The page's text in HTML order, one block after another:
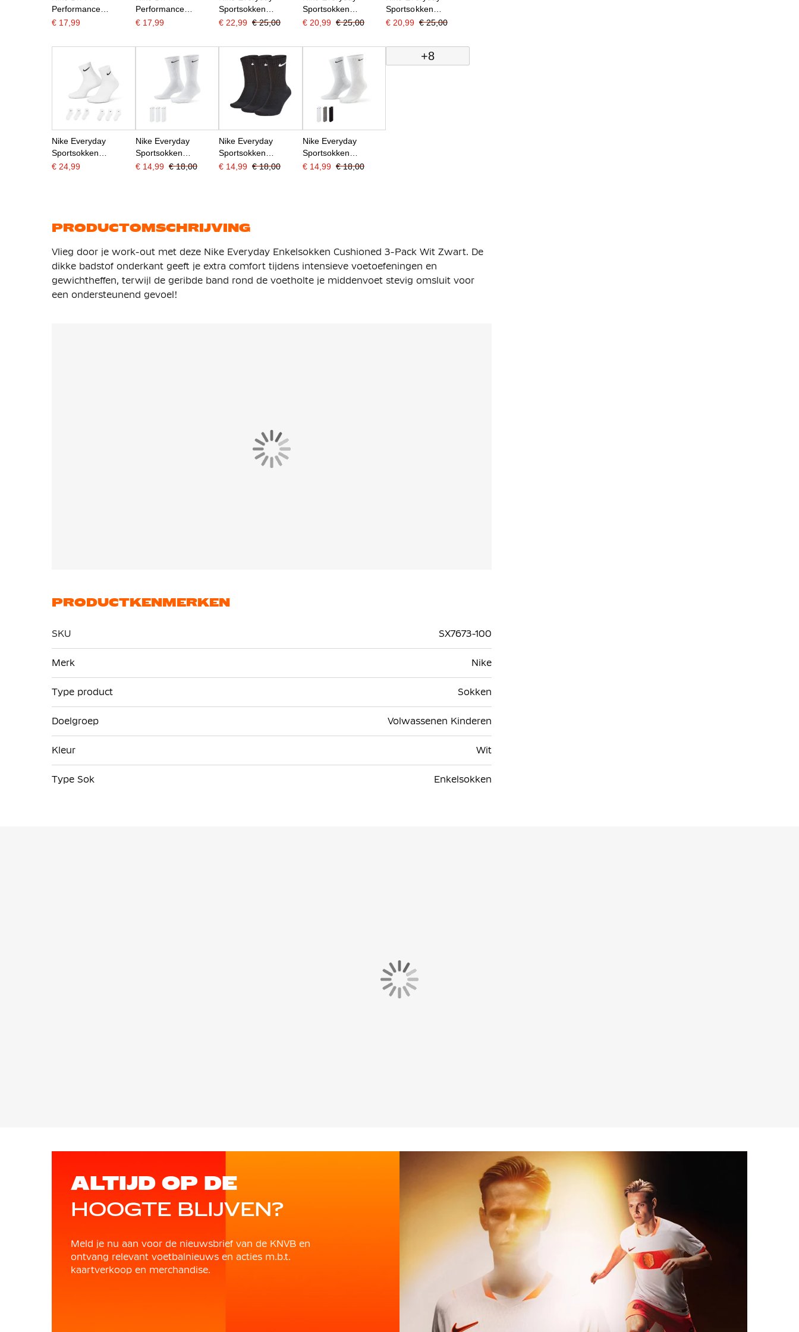
Performance
Enkelsokken Basics
Zwart
€ 17,99
Performance
Enkelsokken Basics
Wit
€ 17,99
Sportsokken
Cushioned 6-Pack Wit
€ 22,99 € 25,00
Sportsokken
Cushioned 6-Pack
€ 20,99 € 25,00
Sportsokken
Cushioned Halfhoog
€ 20,99 € 25,00
Nike Everyday
Sportsokken
Cushioned Halfhoog
€ 24,99
Nike Everyday
Sportsokken
Cushioned 3-Pack Wit
€ 14,99 € 18,00
Nike Everyday
Sportsokken
Cushioned 3-Pack
€ 14,99 € 18,00
Nike Everyday
Sportsokken
Cushioned 3-Pack Wit
€ 14,99 € 18,00
+8
PRODUCTOMSCHRIJVING
Vlieg door je work-out met deze Nike Everyday Enkelsokken Cushioned 3-Pack Wit Zwart. De
dikke badstof onderkant geeft je extra comfort tijdens intensieve voetoefeningen en
gewichtheffen, terwijl de geribde band rond de voetholte je middenvoet stevig omsluit voor
een ondersteunend gevoel!
PRODUCTKENMERKEN
SKU
SX7673-100
informatie
Merk Nike
Type product Sokken
Doelgroep Volwassenen Kinderen
Kleur Wit
Type Sok Enkelsokken
ALTIJD OP DE
HOOGTE BLIJVEN?
Meld je nu aan voor de nieuwsbrief van de KNVB en
ontvang relevant voetbalnieuws en acties m.b.t.
kaartverkoop en merchandise.